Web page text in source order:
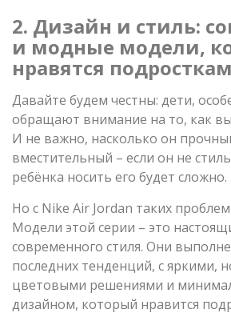
2. Дизайн и стиль:
и модные модели,
нравятся подросткам
Давайте будем честны: дети,
обращают внимание на то, как
И не важно, насколько он
вместительный – если он не
ребёнка носить его будет сложно.
Но с Nike Air Jordan таких
Модели этой серии – это
современного стиля. Они
последних тенденций, с яркими,
цветовыми решениями и
дизайном, который нравится